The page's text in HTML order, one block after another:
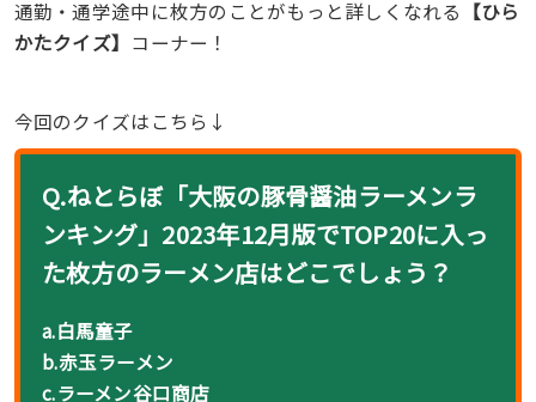
通勤・通学途中に枚方のことがもっと詳しくなれる 【ひら
かたクイズ】 コーナー！
今回のクイズはこちら↓
Q.ねとらぼ「大阪の豚骨醤油ラーメンラ
ンキング」2023年12月版でTOP20に入っ
た枚方のラーメン店はどこでしょう？
a.白馬童子
b.赤玉ラーメン
c.ラーメン谷口商店